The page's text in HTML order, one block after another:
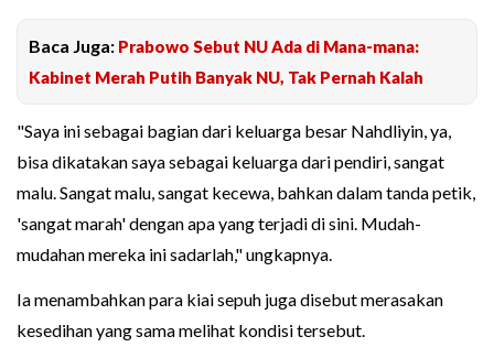
Baca Juga: Prabowo Sebut NU Ada di Mana-mana:
Kabinet Merah Putih Banyak NU, Tak Pernah Kalah
"Saya ini sebagai bagian dari keluarga besar Nahdliyin, ya,
bisa dikatakan saya sebagai keluarga dari pendiri, sangat
malu. Sangat malu, sangat kecewa, bahkan dalam tanda petik,
'sangat marah' dengan apa yang terjadi di sini. Mudah-
mudahan mereka ini sadarlah," ungkapnya.
Ia menambahkan para kiai sepuh juga disebut merasakan
kesedihan yang sama melihat kondisi tersebut.